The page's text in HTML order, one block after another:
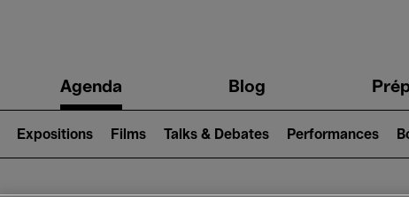
navigationAgenda Blog
Expositions Films Talks & Debates Performances